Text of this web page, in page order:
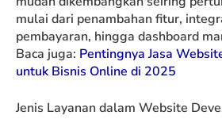
mulai dari penambahan fitur,
pembayaran, hingga dashboard
Baca juga: Pentingnya Jasa
untuk Bisnis Online di 2025
Jenis Layanan dalam Website